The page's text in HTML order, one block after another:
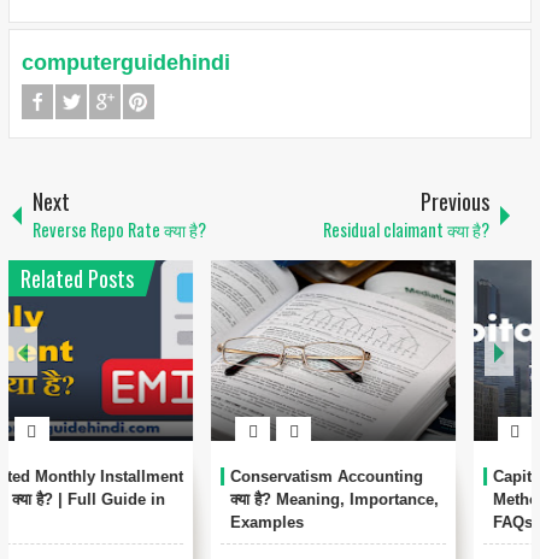
computerguidehindi
Next
Reverse Repo Rate क्या है?
Previous
Residual claimant क्या है?
Related Posts
Capital Budgeting क्या है?
Methods, Case Studies और
Economy क्या है? | अर्थव्यवस्था की
सम्पूर्ण जानकारी हिंदी में
Updated on: 16 August 2025 📑